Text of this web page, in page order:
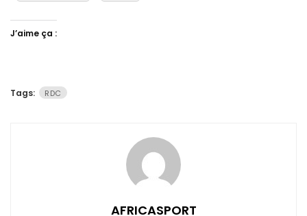
J’aime ça :
Tags: RDC
AFRICASPORT